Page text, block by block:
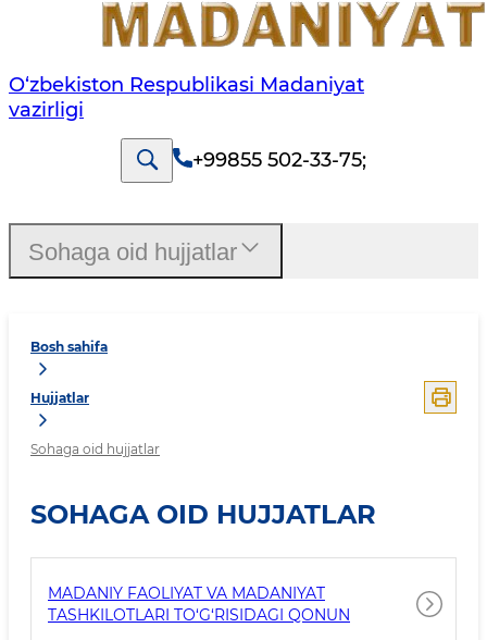
O‘zbekiston Respublikasi Madaniyat
vazirligi
+99855 502-33-75;
Bosh sahifa
Hujjatlar
Sohaga oid hujjatlar
SOHAGA OID HUJJATLAR
MADANIY FAOLIYAT VA MADANIYAT
TASHKILOTLARI TO‘G‘RISIDAGI QONUN
Sohaga oid hujjatlar